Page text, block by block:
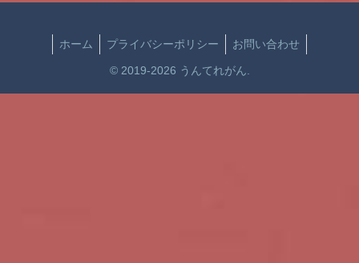
ホーム プライバシーポリシー お問い合わせ
© 2019-2026 うんてれがん.